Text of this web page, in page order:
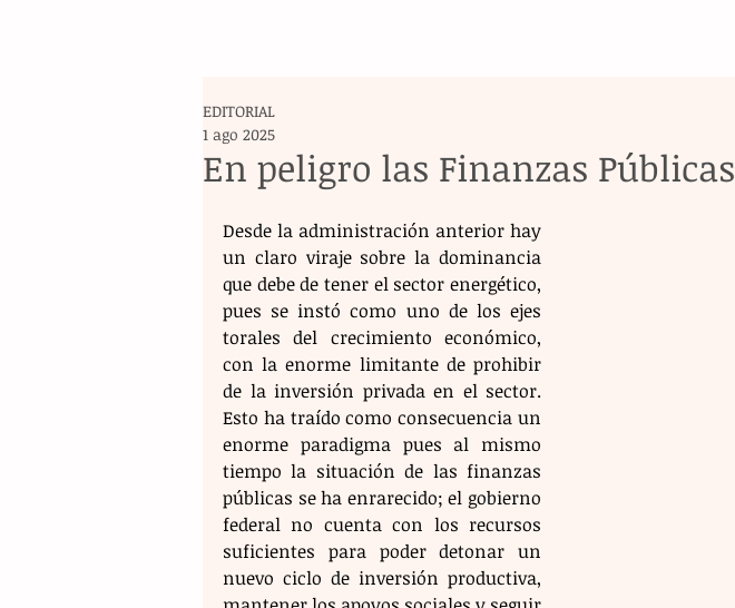
En peligro las Finanzas Públicas
EDITORIAL
1 ago 2025
Desde la administración anterior hay
un claro viraje sobre la dominancia
que debe de tener el sector energético,
pues se instó como uno de los ejes
torales del crecimiento económico,
con la enorme limitante de prohibir
de la inversión privada en el sector.
Esto ha traído como consecuencia un
enorme paradigma pues al mismo
tiempo la situación de las finanzas
públicas se ha enrarecido; el gobierno
federal no cuenta con los recursos
suficientes para poder detonar un
nuevo ciclo de inversión productiva,